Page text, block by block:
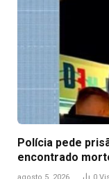
Polícia pede
encontrado
agosto 5, 2026 0